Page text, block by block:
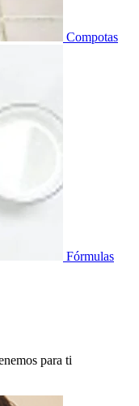
Compotas
Fórmulas
para ti